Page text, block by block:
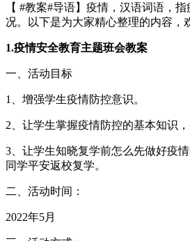
【 #教案#导语】疫情，汉语词语，
况。以下是为大家精心整理的内容，
1.疫情安全教育主题班会教案
一、活动目标
1、增强学生疫情防控意识。
2、让学生掌握疫情防控的基本知识
3、让学生知晓复学前怎么先做好疫
同学平安返校复学。
二、活动时间：
2022年5月